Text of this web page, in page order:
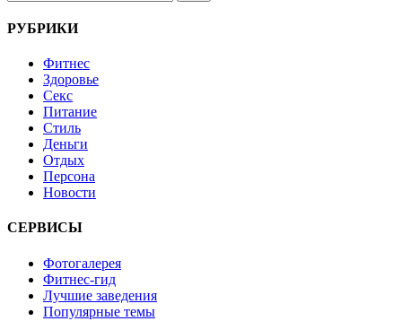
РУБРИКИ
Фитнес
Здоровье
Секс
Питание
Стиль
Деньги
Отдых
Персона
Новости
СЕРВИСЫ
Фотогалерея
Фитнес-гид
Лучшие заведения
Популярные темы